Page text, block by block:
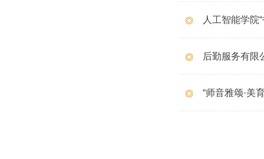
人工智能学院
后勤服务有限
“师音雅颂·美